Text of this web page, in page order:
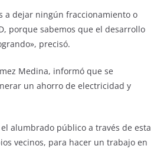
a dejar ningún fraccionamiento o
porque sabemos que el desarrollo
precisó.
Medina, informó que se
un ahorro de electricidad y
alumbrado público a través de esta
vecinos, para hacer un trabajo en